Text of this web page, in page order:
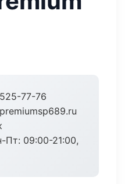
77-76
Пт: 09:00-21:00,